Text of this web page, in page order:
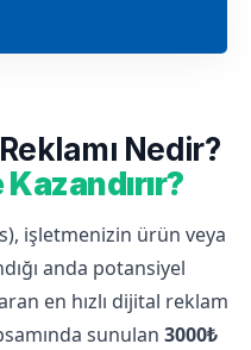
Nedir?
işletmenizin ürün veya
anda potansiyel
en hızlı dijital reklam
sunulan 3000₺